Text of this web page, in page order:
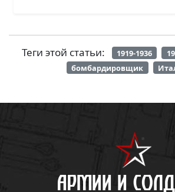
Теги этой статьи: 1919-1936
бомбардировщик